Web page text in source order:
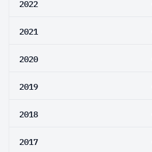
2022
2021
2020
2019
2018
2017